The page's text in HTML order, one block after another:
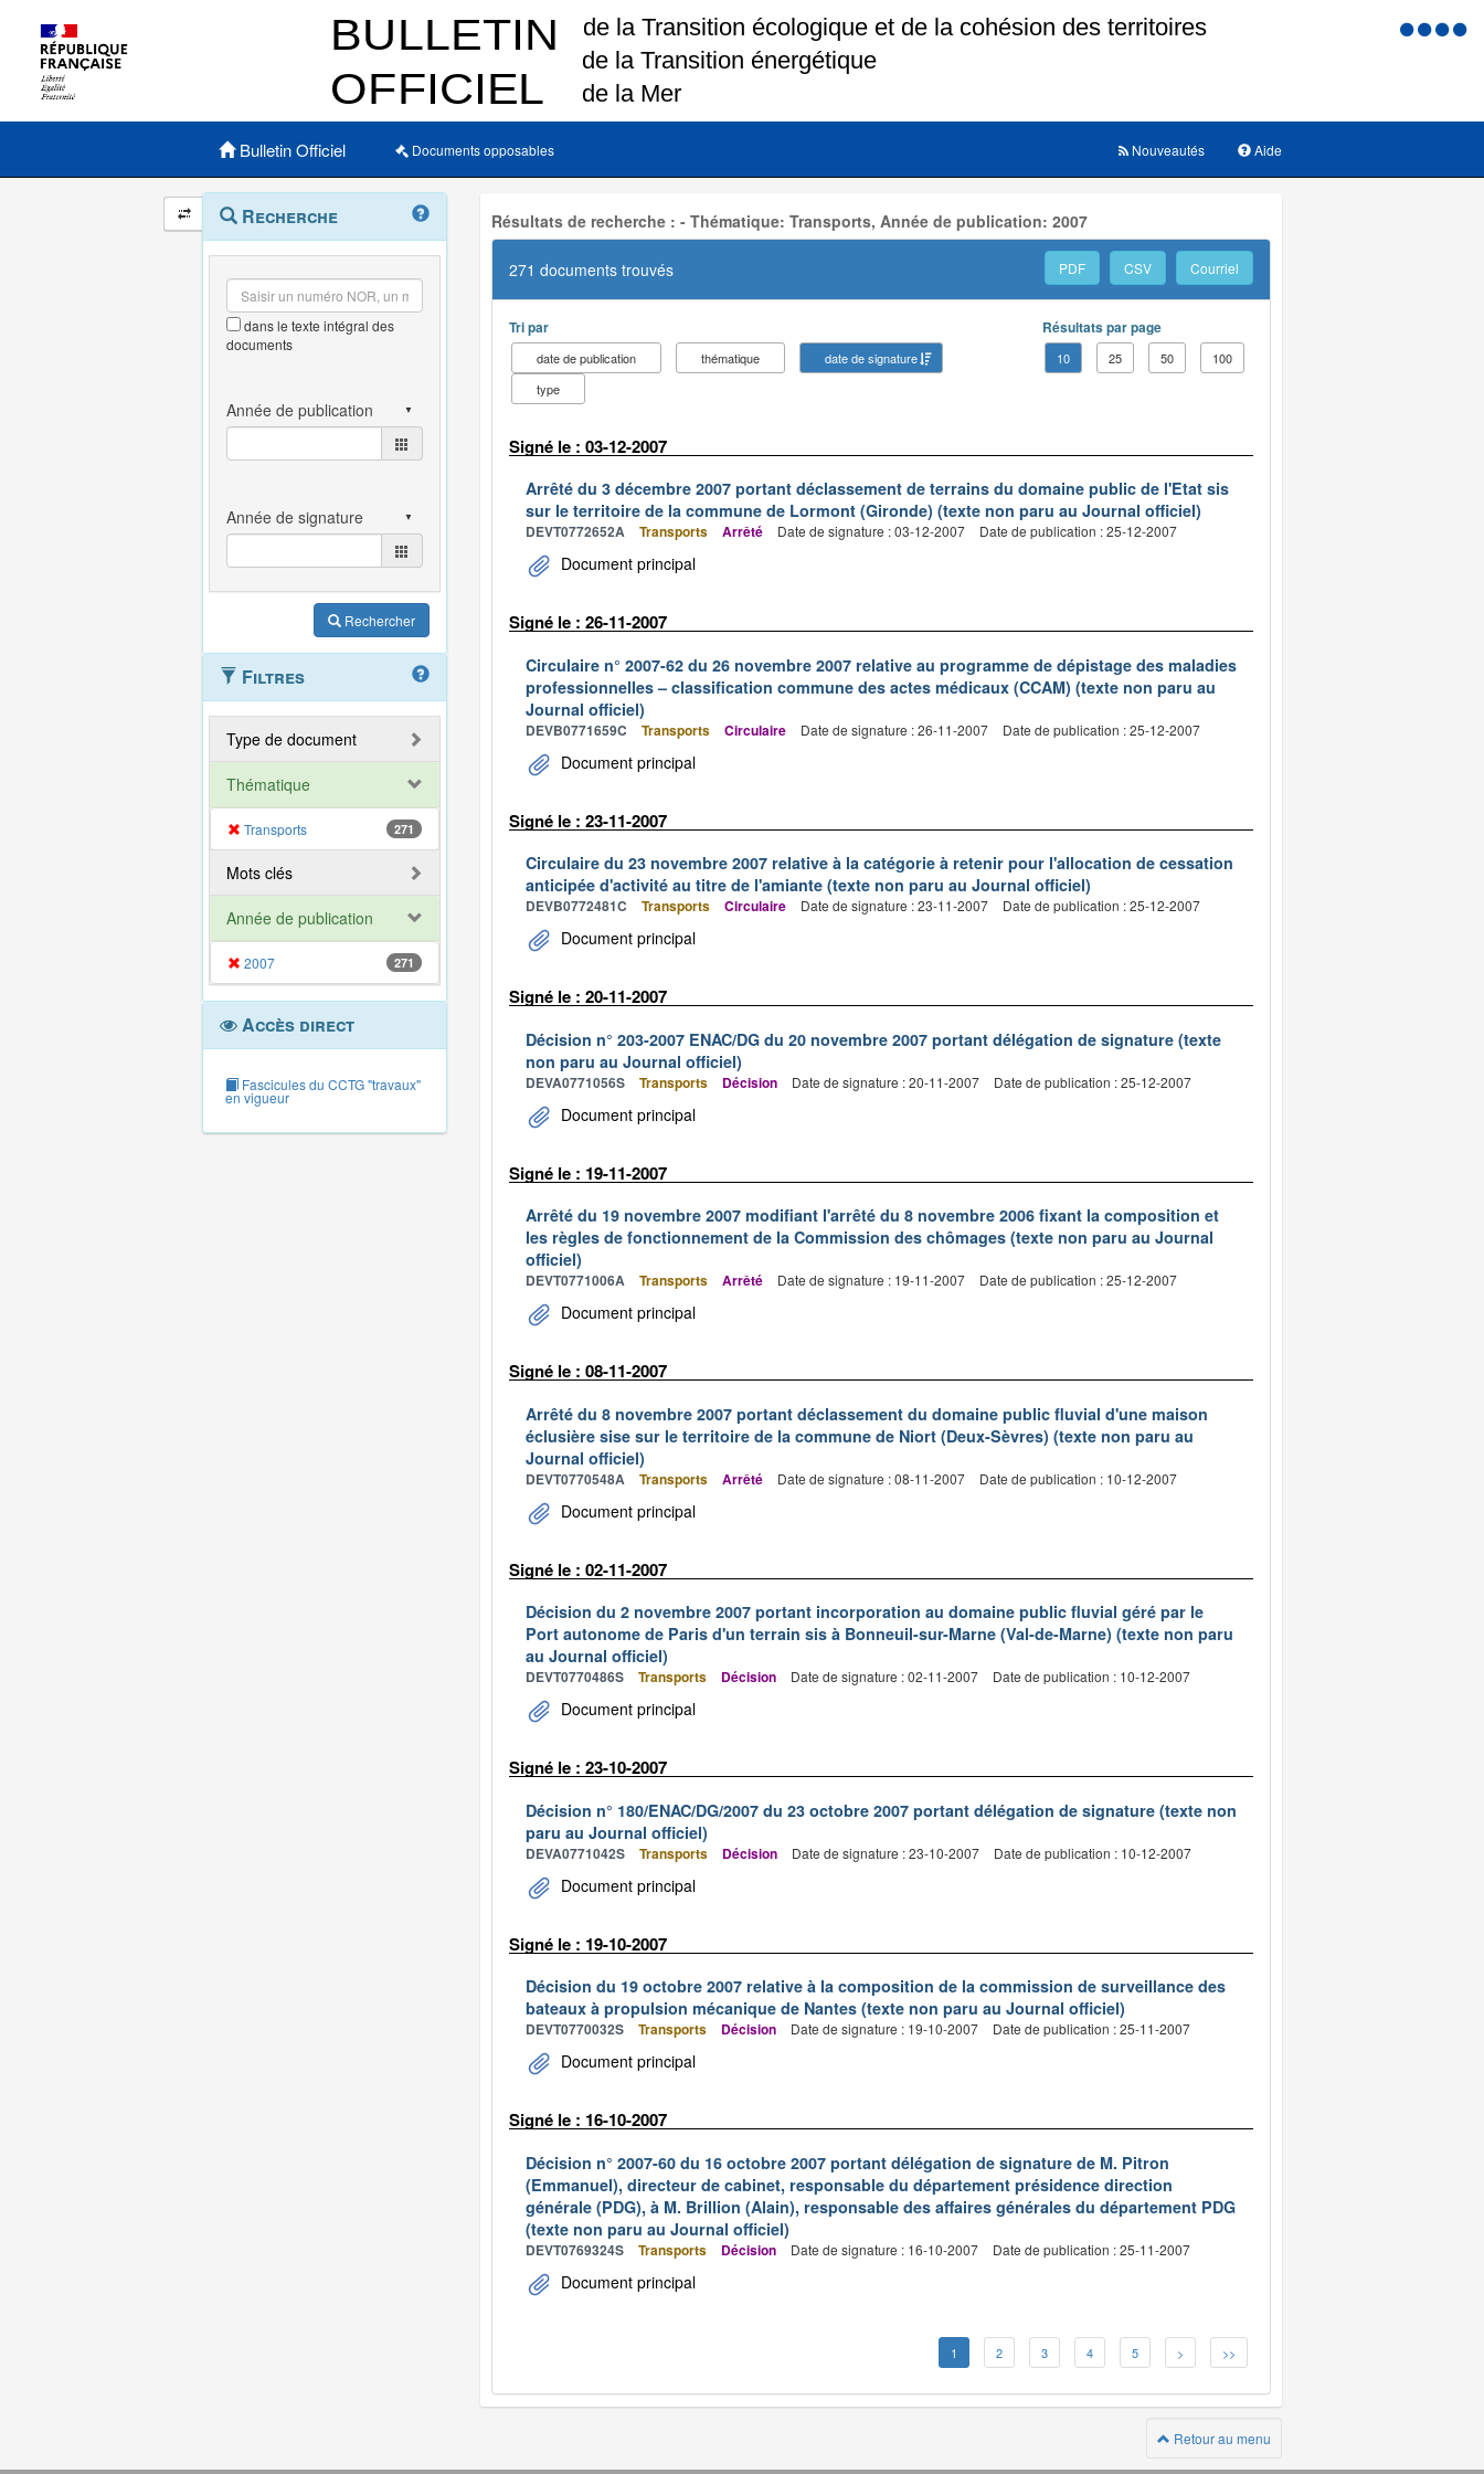
Menu
Menu principal
Bulletin Officiel Documents opposables Aide
Nouveautés
Navigation
et
outils
annexes
Menu
contextuel
Recherche
dans le texte intégral des
documents
Rechercher
Filtres
Type de document
Thématique
Transports 271
Mots clés
Année de publication
2007 271
Accès direct
Fascicules du CCTG "travaux"
en vigueur
Résultats de recherche : - Thématique: Transports, Année de publication: 2007
271 documents trouvés PDF CSV Courriel
Tri par
date de publication thématique
date de signature
type
Résultats par page
10 25 50 100
Signé le : 03-12-2007
Arrêté du 3 décembre 2007 portant déclassement de terrains du domaine public de l'Etat sis
sur le territoire de la commune de Lormont (Gironde) (texte non paru au Journal officiel)
DEVT0772652A Transports Arrêté Date de signature : 03-12-2007 Date de publication : 25-12-2007
Document principal
Signé le : 26-11-2007
Circulaire n° 2007-62 du 26 novembre 2007 relative au programme de dépistage des maladies
professionnelles – classification commune des actes médicaux (CCAM) (texte non paru au
Journal officiel)
DEVB0771659C Transports Circulaire Date de signature : 26-11-2007 Date de publication : 25-12-2007
Document principal
Signé le : 23-11-2007
Circulaire du 23 novembre 2007 relative à la catégorie à retenir pour l'allocation de cessation
anticipée d'activité au titre de l'amiante (texte non paru au Journal officiel)
DEVB0772481C Transports Circulaire Date de signature : 23-11-2007 Date de publication : 25-12-2007
Document principal
Signé le : 20-11-2007
Décision n° 203-2007 ENAC/DG du 20 novembre 2007 portant délégation de signature (texte
non paru au Journal officiel)
DEVA0771056S Transports Décision Date de signature : 20-11-2007 Date de publication : 25-12-2007
Document principal
Signé le : 19-11-2007
Arrêté du 19 novembre 2007 modifiant l'arrêté du 8 novembre 2006 fixant la composition et
les règles de fonctionnement de la Commission des chômages (texte non paru au Journal
officiel)
DEVT0771006A Transports Arrêté Date de signature : 19-11-2007 Date de publication : 25-12-2007
Document principal
Signé le : 08-11-2007
Arrêté du 8 novembre 2007 portant déclassement du domaine public fluvial d'une maison
éclusière sise sur le territoire de la commune de Niort (Deux-Sèvres) (texte non paru au
Journal officiel)
DEVT0770548A Transports Arrêté Date de signature : 08-11-2007 Date de publication : 10-12-2007
Document principal
Signé le : 02-11-2007
Décision du 2 novembre 2007 portant incorporation au domaine public fluvial géré par le
Port autonome de Paris d'un terrain sis à Bonneuil-sur-Marne (Val-de-Marne) (texte non paru
au Journal officiel)
DEVT0770486S Transports Décision Date de signature : 02-11-2007 Date de publication : 10-12-2007
Document principal
Signé le : 23-10-2007
Décision n° 180/ENAC/DG/2007 du 23 octobre 2007 portant délégation de signature (texte non
paru au Journal officiel)
DEVA0771042S Transports Décision Date de signature : 23-10-2007 Date de publication : 10-12-2007
Document principal
Signé le : 19-10-2007
Décision du 19 octobre 2007 relative à la composition de la commission de surveillance des
bateaux à propulsion mécanique de Nantes (texte non paru au Journal officiel)
DEVT0770032S Transports Décision Date de signature : 19-10-2007 Date de publication : 25-11-2007
Document principal
Signé le : 16-10-2007
Décision n° 2007-60 du 16 octobre 2007 portant délégation de signature de M. Pitron
(Emmanuel), directeur de cabinet, responsable du département présidence direction
générale (PDG), à M. Brillion (Alain), responsable des affaires générales du département PDG
(texte non paru au Journal officiel)
DEVT0769324S Transports Décision Date de signature : 16-10-2007 Date de publication : 25-11-2007
Document principal
1 2 3 4 5 > >>
Retour au menu